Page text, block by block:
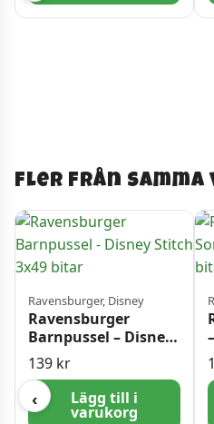
Fler från samma
‹
Ravensburger, Disney
Ravensburger
Barnpussel – Disney
Stitch 3×49 bitar
139 kr
Lägg till i
varukorg